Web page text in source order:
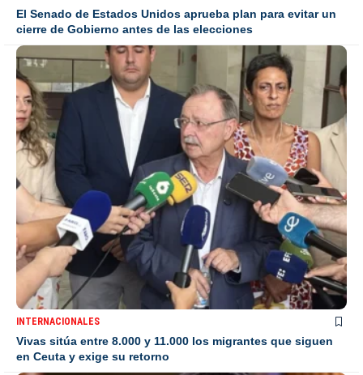
El Senado de Estados Unidos aprueba plan para evitar un
cierre de Gobierno antes de las elecciones
INTERNACIONALES
Vivas sitúa entre 8.000 y 11.000 los migrantes que siguen
en Ceuta y exige su retorno